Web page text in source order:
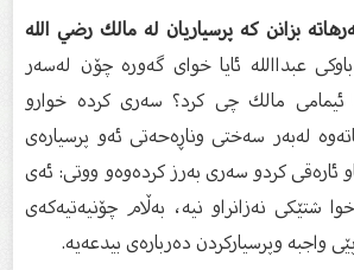
بزانن كە پرسیاریان لە مالك رضي الله
عبداالله ئایا خوای گەورە چۆن لەسەر
ئیمامی مالك چی كرد؟ سەری كردە خوارو
لەبەر سەختی وناڕەحەتی ئەو پرسیارەی
ئارەقی كردو سەری بەرز كردەوەو ووتی: ئەی
شتێكی نەزانراو نیە، بەڵام چۆنیەتیەكەی
واجبە وپرسیاركردن دەربارەی بیدعەیە.